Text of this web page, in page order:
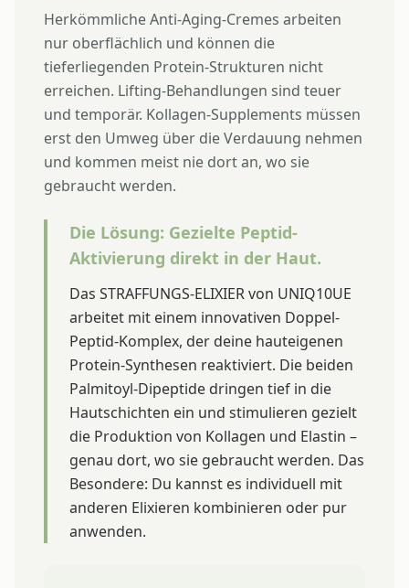
Herkömmliche Anti-Aging-Cremes arbeiten
nur oberflächlich und können die
tieferliegenden Protein-Strukturen nicht
erreichen. Lifting-Behandlungen sind teuer
und temporär. Kollagen-Supplements müssen
erst den Umweg über die Verdauung nehmen
und kommen meist nie dort an, wo sie
gebraucht werden.
Die Lösung: Gezielte Peptid-
Aktivierung direkt in der Haut.
Das STRAFFUNGS-ELIXIER von UNIQ10UE
arbeitet mit einem innovativen Doppel-
Peptid-Komplex, der deine hauteigenen
Protein-Synthesen reaktiviert. Die beiden
Palmitoyl-Dipeptide dringen tief in die
Hautschichten ein und stimulieren gezielt
die Produktion von Kollagen und Elastin –
genau dort, wo sie gebraucht werden. Das
Besondere: Du kannst es individuell mit
anderen Elixieren kombinieren oder pur
anwenden.